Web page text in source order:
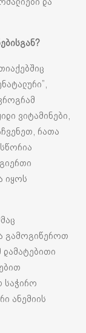
?
ვიტამინები,
რათა
იყოს
გამოგიწეროთ
საჭირო
ანემიის